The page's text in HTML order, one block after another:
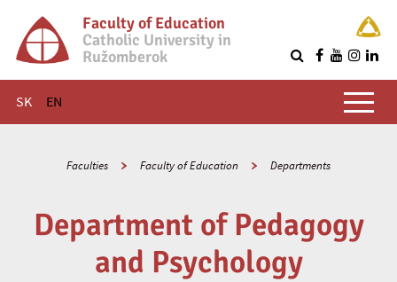
Faculty of Education
Catholic University in
Ružomberok
SK EN
Main menu
Faculties Faculty of Education Departments
Department of Pedagogy
and Psychology